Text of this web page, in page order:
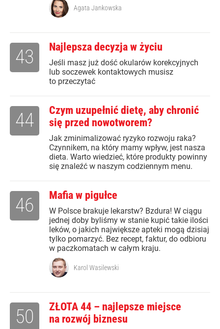
Agata Jankowska
Najlepsza decyzja w życiu
Jeśli masz już dość okularów korekcyjnych
lub soczewek kontaktowych musisz
to przeczytać
43
Czym uzupełnić dietę, aby chronić
się przed nowotworem?
Jak zminimalizować ryzyko rozwoju raka?
Czynnikem, na który mamy wpływ, jest nasza
dieta. Warto wiedzieć, które produkty powinny
się znaleźć w naszym codziennym menu.
44
Mafia w pigułce
W Polsce brakuje lekarstw? Bzdura! W ciągu
jednej doby byliśmy w stanie kupić takie ilości
leków, o jakich największe apteki mogą dzisiaj
tylko pomarzyć. Bez recept, faktur, do odbioru
w paczkomatach w całym kraju.
46
Karol Wasilewski
ZŁOTA 44 – najlepsze miejsce
na rozwój biznesu
50